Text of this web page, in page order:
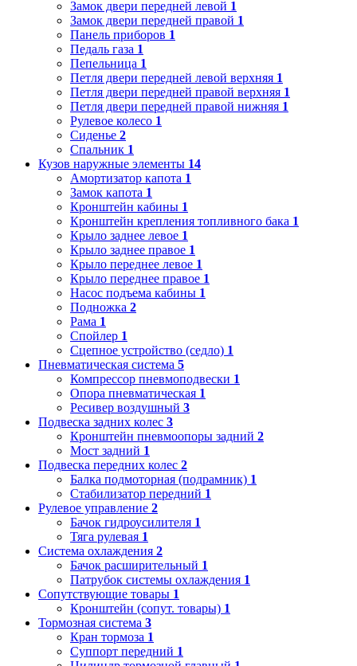
Замок двери передней левой 1
Замок двери передней правой 1
Панель приборов 1
Педаль газа 1
Пепельница 1
Петля двери передней левой верхняя 1
Петля двери передней правой верхняя 1
Петля двери передней правой нижняя 1
Рулевое колесо 1
Сиденье 2
Спальник 1
Кузов наружные элементы 14
Амортизатор капота 1
Замок капота 1
Кронштейн кабины 1
Кронштейн крепления топливного бака 1
Крыло заднее левое 1
Крыло заднее правое 1
Крыло переднее левое 1
Крыло переднее правое 1
Насос подъема кабины 1
Подножка 2
Рама 1
Спойлер 1
Сцепное устройство (седло) 1
Пневматическая система 5
Компрессор пневмоподвески 1
Опора пневматическая 1
Ресивер воздушный 3
Подвеска задних колес 3
Кронштейн пневмоопоры задний 2
Мост задний 1
Подвеска передних колес 2
Балка подмоторная (подрамник) 1
Стабилизатор передний 1
Рулевое управление 2
Бачок гидроусилителя 1
Тяга рулевая 1
Система охлаждения 2
Бачок расширительный 1
Патрубок системы охлаждения 1
Сопутствующие товары 1
Кронштейн (сопут. товары) 1
Тормозная система 3
Кран тормоза 1
Суппорт передний 1